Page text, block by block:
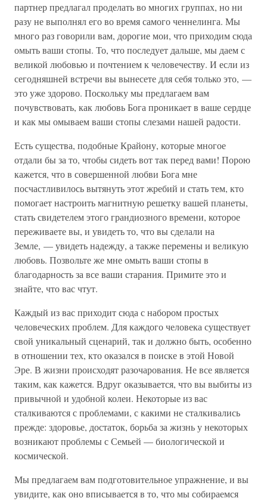
партнер предлагал проделать во многих группах, но ни
разу не выполнял его во время самого ченнелинга. Мы
много раз говорили вам, дорогие мои, что приходим сюда
омыть ваши стопы. То, что последует дальше, мы даем с
великой любовью и почтением к человечеству. И если из
сегодняшней встречи вы вынесете для себя только это, —
это уже здорово. Поскольку мы предлагаем вам
почувствовать, как любовь Бога проникает в ваше сердце
и как мы омываем ваши стопы слезами нашей радости.
Есть существа, подобные Крайону, которые многое
отдали бы за то, чтобы сидеть вот так перед вами! Порою
кажется, что в совершенной любви Бога мне
посчастливилось вытянуть этот жребий и стать тем, кто
помогает настроить магнитную решетку вашей планеты,
стать свидетелем этого грандиозного времени, которое
переживаете вы, и увидеть то, что вы сделали на
Земле, — увидеть надежду, а также перемены и великую
любовь. Позвольте же мне омыть ваши стопы в
благодарность за все ваши старания. Примите это и
знайте, что вас чтут.
Каждый из вас приходит сюда с набором простых
человеческих проблем. Для каждого человека существует
свой уникальный сценарий, так и должно быть, особенно
в отношении тех, кто оказался в поиске в этой Новой
Эре. В жизни происходят разочарования. Не все является
таким, как кажется. Вдруг оказывается, что вы выбиты из
привычной и удобной колеи. Некоторые из вас
сталкиваются с проблемами, с какими не сталкивались
прежде: здоровье, достаток, борьба за жизнь у некоторых
возникают проблемы с Семьей — биологической и
космической.
Мы предлагаем вам подготовительное упражнение, и вы
увидите, как оно вписывается в то, что мы собираемся